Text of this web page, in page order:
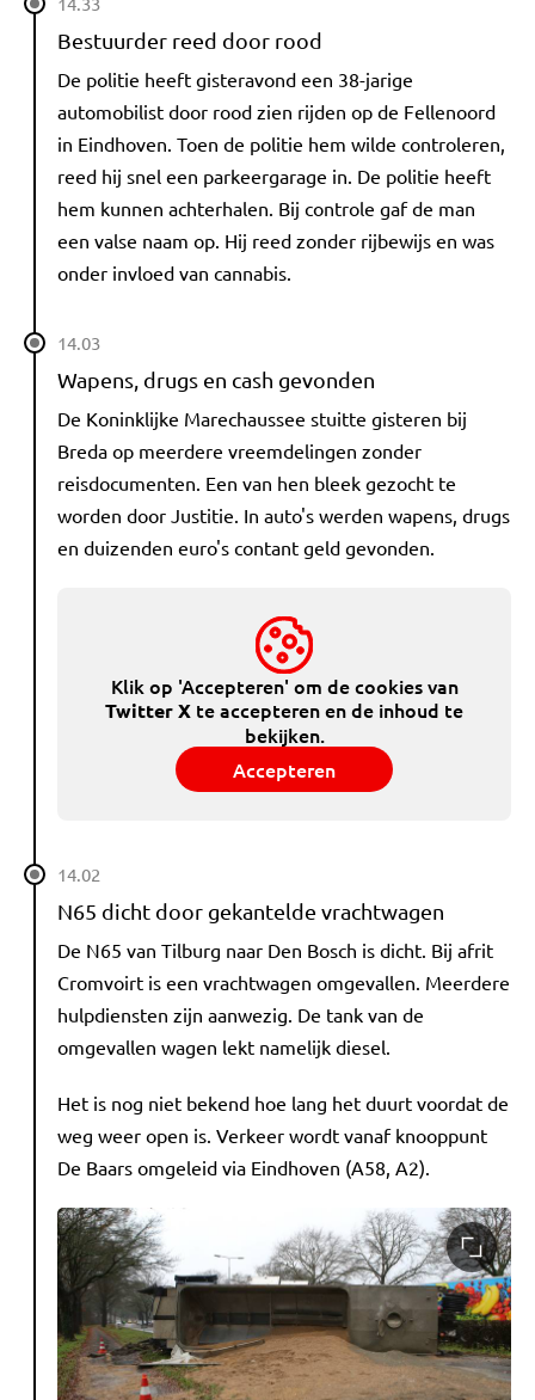
Bestuurder reed door rood
De politie heeft gisteravond een 38-jarige
automobilist door rood zien rijden op de Fellenoord
in Eindhoven. Toen de politie hem wilde controleren,
reed hij snel een parkeergarage in. De politie heeft
hem kunnen achterhalen. Bij controle gaf de man
een valse naam op. Hij reed zonder rijbewijs en was
onder invloed van cannabis.
14.03
Wapens, drugs en cash gevonden
De Koninklijke Marechaussee stuitte gisteren bij
Breda op meerdere vreemdelingen zonder
reisdocumenten. Een van hen bleek gezocht te
worden door Justitie. In auto's werden wapens, drugs
en duizenden euro's contant geld gevonden.
Klik op 'Accepteren' om de cookies van
Twitter X te accepteren en de inhoud te
bekijken.
Accepteren
14.02
N65 dicht door gekantelde vrachtwagen
De N65 van Tilburg naar Den Bosch is dicht. Bij afrit
Cromvoirt is een vrachtwagen omgevallen. Meerdere
hulpdiensten zijn aanwezig. De tank van de
omgevallen wagen lekt namelijk diesel.
Het is nog niet bekend hoe lang het duurt voordat de
weg weer open is. Verkeer wordt vanaf knooppunt
De Baars omgeleid via Eindhoven (A58, A2).